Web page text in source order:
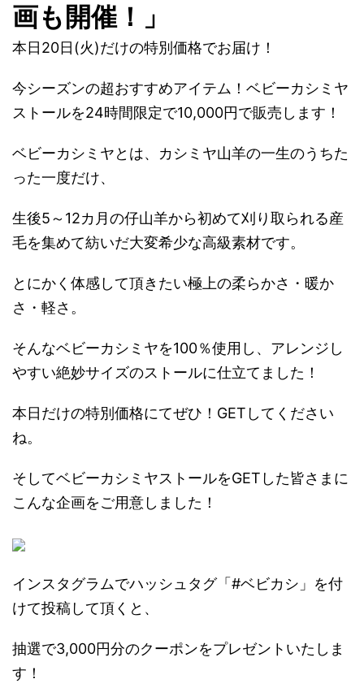
画も開催！」
本日20日(火)だけの特別価格でお届け！
今シーズンの超おすすめアイテム！ベビーカシミヤ
ストールを24時間限定で10,000円で販売します！
ベビーカシミヤとは、カシミヤ山羊の一生のうちた
った一度だけ、
生後5～12カ月の仔山羊から初めて刈り取られる産
毛を集めて紡いだ大変希少な高級素材です。
とにかく体感して頂きたい極上の柔らかさ・暖か
さ・軽さ。
そんなベビーカシミヤを100％使用し、アレンジし
やすい絶妙サイズのストールに仕立てました！
本日だけの特別価格にてぜひ！GETしてください
ね。
そしてベビーカシミヤストールをGETした皆さまに
こんな企画をご用意しました！
インスタグラムでハッシュタグ「#ベビカシ」を付
けて投稿して頂くと、
抽選で3,000円分のクーポンをプレゼントいたしま
す！